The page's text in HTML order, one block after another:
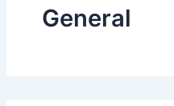
General